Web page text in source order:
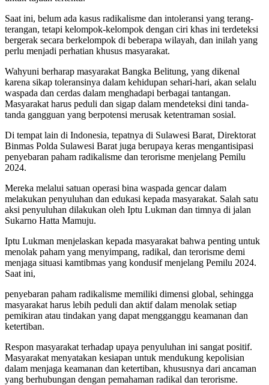
Saat ini, belum ada kasus radikalisme dan intoleransi yang terang-
terangan, tetapi kelompok-kelompok dengan ciri khas ini terdeteksi
bergerak secara berkelompok di beberapa wilayah, dan inilah yang
perlu menjadi perhatian khusus masyarakat.
Wahyuni berharap masyarakat Bangka Belitung, yang dikenal
karena sikap toleransinya dalam kehidupan sehari-hari, akan selalu
waspada dan cerdas dalam menghadapi berbagai tantangan.
Masyarakat harus peduli dan sigap dalam mendeteksi dini tanda-
tanda gangguan yang berpotensi merusak ketentraman sosial.
Di tempat lain di Indonesia, tepatnya di Sulawesi Barat, Direktorat
Binmas Polda Sulawesi Barat juga berupaya keras mengantisipasi
penyebaran paham radikalisme dan terorisme menjelang Pemilu
2024.
Mereka melalui satuan operasi bina waspada gencar dalam
melakukan penyuluhan dan edukasi kepada masyarakat. Salah satu
aksi penyuluhan dilakukan oleh Iptu Lukman dan timnya di jalan
Sukarno Hatta Mamuju.
Iptu Lukman menjelaskan kepada masyarakat bahwa penting untuk
menolak paham yang menyimpang, radikal, dan terorisme demi
menjaga situasi kamtibmas yang kondusif menjelang Pemilu 2024.
Saat ini,
penyebaran paham radikalisme memiliki dimensi global, sehingga
masyarakat harus lebih peduli dan aktif dalam menolak setiap
pemikiran atau tindakan yang dapat mengganggu keamanan dan
ketertiban.
Respon masyarakat terhadap upaya penyuluhan ini sangat positif.
Masyarakat menyatakan kesiapan untuk mendukung kepolisian
dalam menjaga keamanan dan ketertiban, khususnya dari ancaman
yang berhubungan dengan pemahaman radikal dan terorisme.